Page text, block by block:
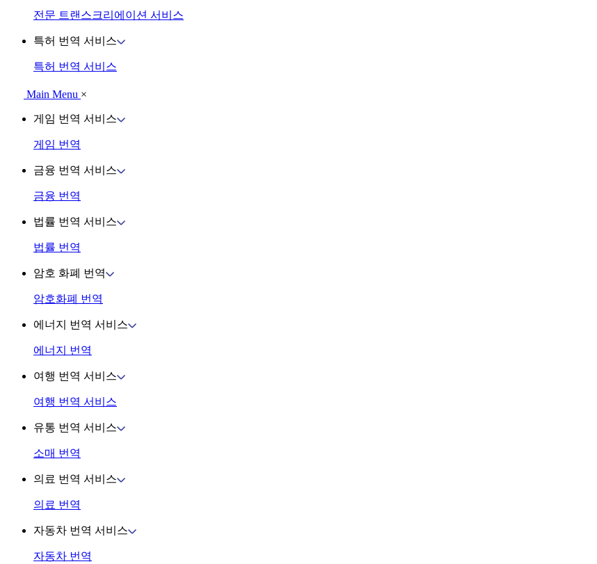
전문 트랜스크리에이션 서비스
특허 번역 서비스
특허 번역 서비스
Main Menu ×
게임 번역 서비스
게임 번역
금융 번역 서비스
금융 번역
법률 번역 서비스
법률 번역
암호 화폐 번역
암호화폐 번역
에너지 번역 서비스
에너지 번역
여행 번역 서비스
여행 번역 서비스
유통 번역 서비스
소매 번역
의료 번역 서비스
의료 번역
자동차 번역 서비스
자동차 번역